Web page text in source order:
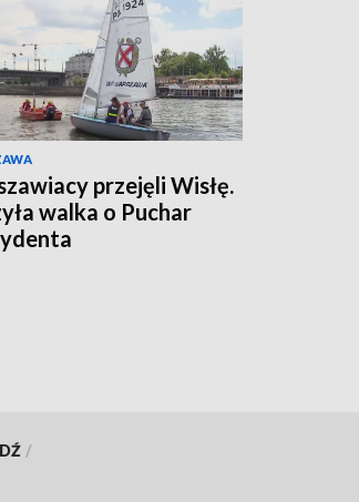
przejęli Wisłę.
walka o Puchar
/